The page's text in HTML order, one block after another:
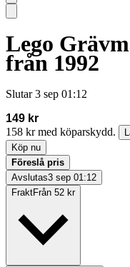
Lego
från 1992
Slutar 3 sep 01:12
149 kr
158 kr med köparskydd.
Köp nu
Föreslå pris
Avslutas3 sep 01:12
FraktFrån 52 kr